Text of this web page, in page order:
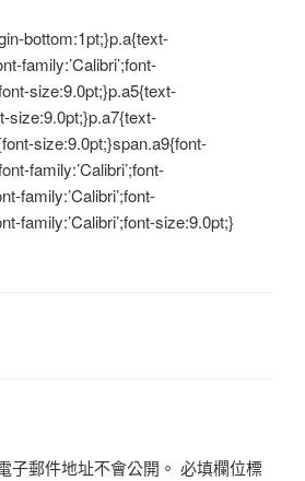
bottom:1pt;}p.a{text-
family:’Calibri’;font-
size:9.0pt;}p.a5{text-
size:9.0pt;}p.a7{text-
size:9.0pt;}span.a9{font-
family:’Calibri’;font-
family:’Calibri’;font-
family:’Calibri’;font-size:9.0pt;}
子郵件地址不會公開。 必填欄位標